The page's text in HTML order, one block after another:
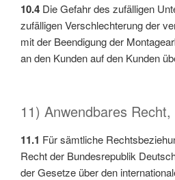
10.4 Die Gefahr des zufälligen
zufälligen Verschlechterung der
mit der Beendigung der
an den Kunden auf den Kunden
11) Anwendbares
11.1 Für sämtliche
Recht der Bundesrepublik
der Gesetze über den